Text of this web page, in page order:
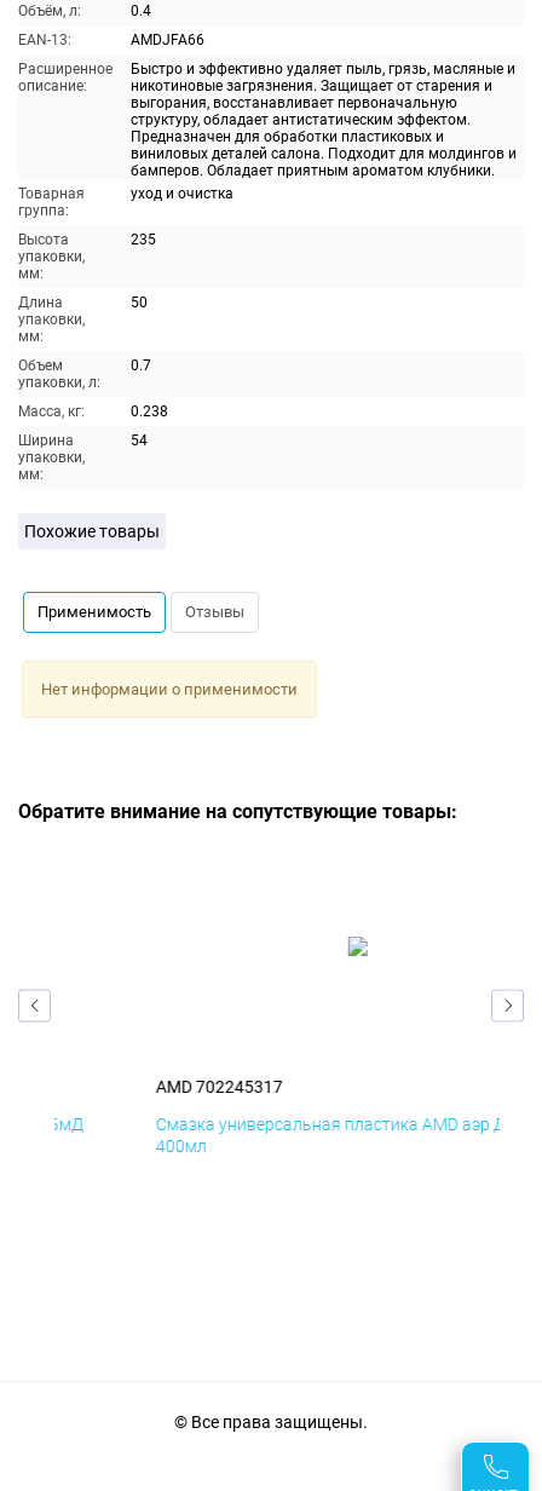
Объём, л:
0.4
EAN-13:
AMDJFA66
Расширенное
описание:
Быстро и эффективно удаляет пыль, грязь, масляные и
никотиновые загрязнения. Защищает от старения и
выгорания, восстанавливает первоначальную
структуру, обладает антистатическим эффектом.
Предназначен для обработки пластиковых и
виниловых деталей салона. Подходит для молдингов и
бамперов. Обладает приятным ароматом клубники.
Товарная
группа:
уход и очистка
Высота
упаковки,
мм:
235
Длина
упаковки,
мм:
50
Объем
упаковки, л:
0.7
Масса, кг:
0.238
Ширина
упаковки,
мм:
54
Похожие товары
Применимость Отзывы
Нет информации о применимости
Обратите внимание на сопутствующие товары:
AMD 702245317
Смазка универсальная пластика AMD аэр ДиК
© Все права защищены.